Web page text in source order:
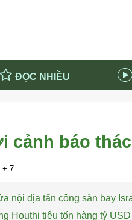
ĐỌC NHIỀU
nước Nga
nước Nga
cảnh báo
+ 7
nội địa tấn công sân bay
Houthi tiêu tốn hàng tỷ